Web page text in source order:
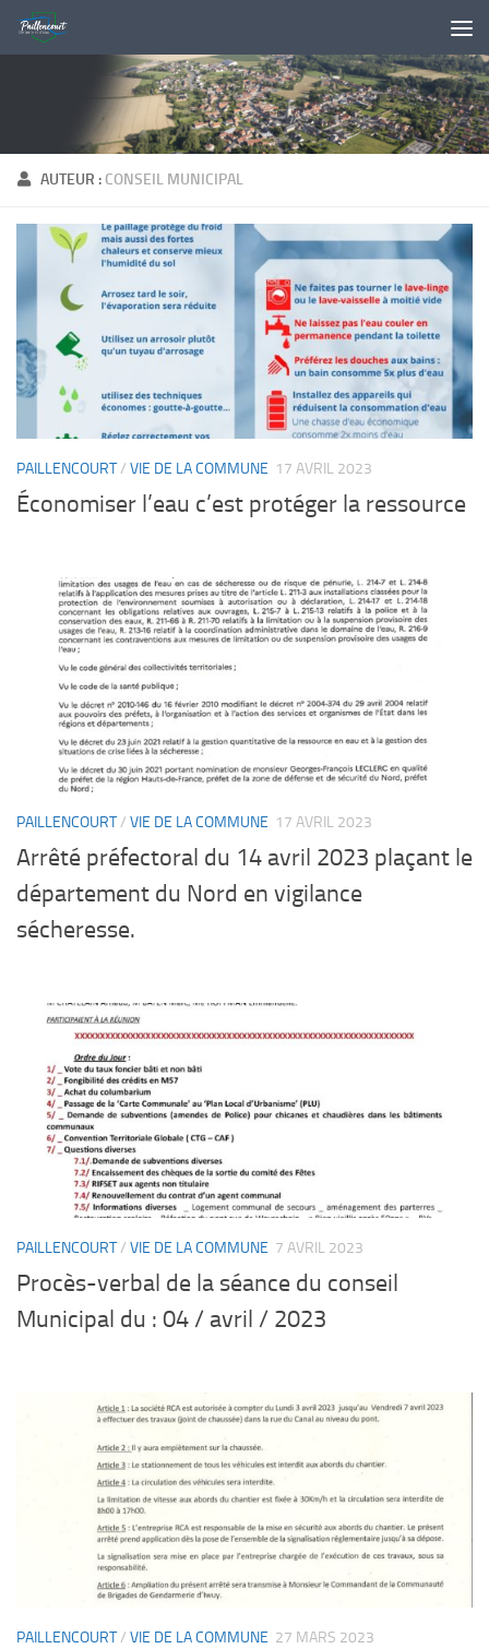
Skip to content
AUTEUR : CONSEIL MUNICIPAL
PAILLENCOURT/ VIE DE LA COMMUNE 17 AVRIL 2023
Économiser l’eau c’est protéger la ressource
PAILLENCOURT/ VIE DE LA COMMUNE 17 AVRIL 2023
Arrêté préfectoral du 14 avril 2023 plaçant le
département du Nord en vigilance
sécheresse.
PAILLENCOURT/ VIE DE LA COMMUNE 7 AVRIL 2023
Procès-verbal de la séance du conseil
Municipal du : 04 / avril / 2023
PAILLENCOURT/ VIE DE LA COMMUNE 27 MARS 2023